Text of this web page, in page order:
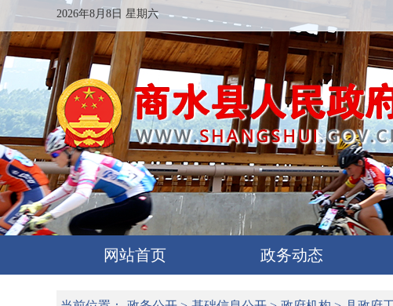
2026年8月8日 星期六
网站首页 政务动态